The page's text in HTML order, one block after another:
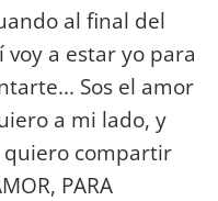
al final del
a estar yo para
Sos el amor
a mi lado, y
quiero compartir
PARA